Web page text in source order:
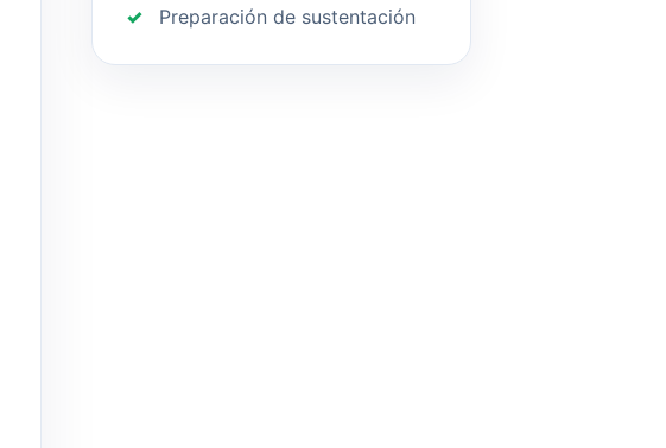
Preparación de sustentación